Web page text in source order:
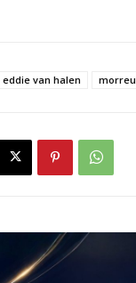
eddie van halen morreu